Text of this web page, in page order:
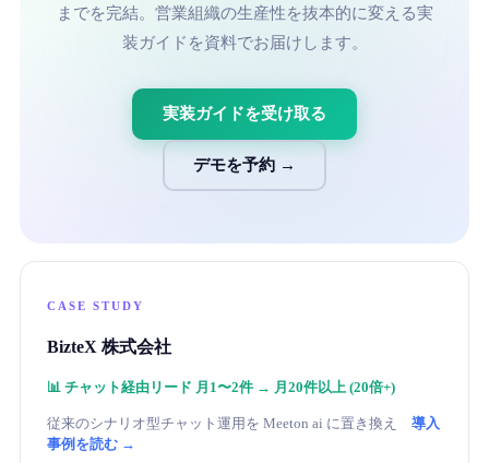
までを完結。営業組織の生産性を抜本的に変える実
装ガイドを資料でお届けします。
実装ガイドを受け取る
デモを予約 →
CASE STUDY
BizteX 株式会社
📊 チャット経由リード 月1〜2件 → 月20件以上 (20倍+)
従来のシナリオ型チャット運用を Meeton ai に置き換え
導入
事例を読む →